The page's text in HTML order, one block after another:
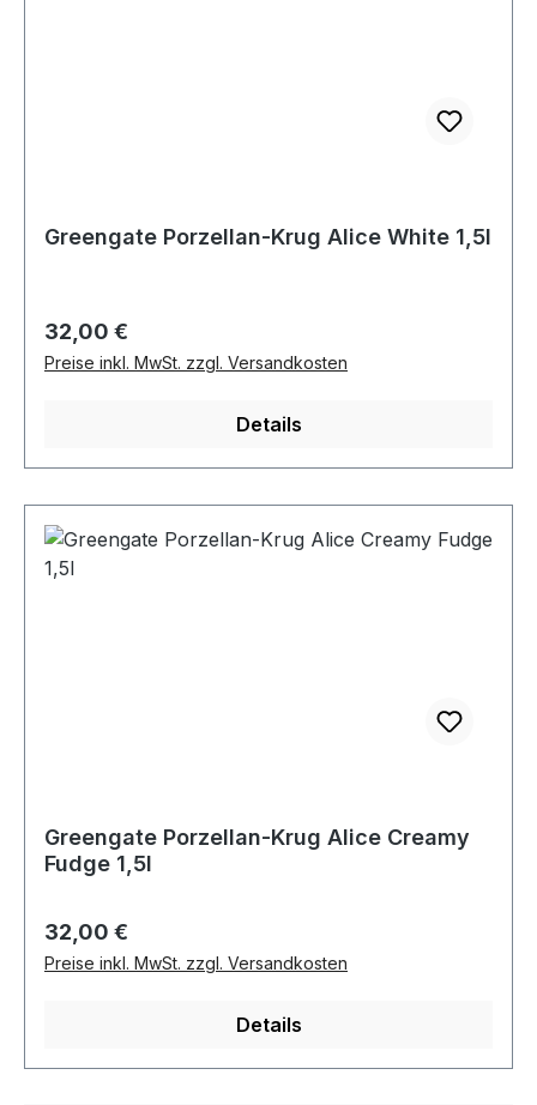
Greengate Porzellan-Krug Alice White 1,5l
Regulärer Preis:
32,00 €
Preise inkl. MwSt. zzgl. Versandkosten
Details
Greengate Porzellan-Krug Alice Creamy
Fudge 1,5l
Regulärer Preis:
32,00 €
Preise inkl. MwSt. zzgl. Versandkosten
Details